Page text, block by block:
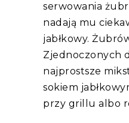
serwowania
nadają mu
jabłkowy.
Zjednoczonych
najprostsze
sokiem
przy grillu albo